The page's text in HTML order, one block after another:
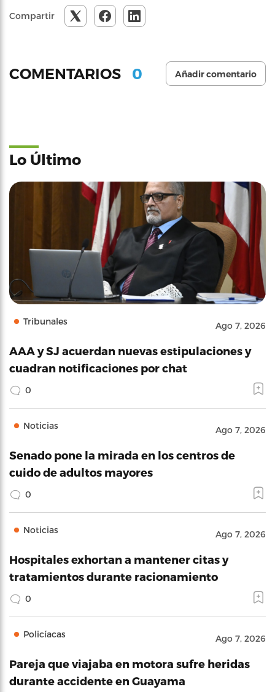
Compartir
COMENTARIOS 0 Añadir comentario
Lo Último
Tribunales Ago 7, 2026
AAA y SJ acuerdan nuevas estipulaciones y
cuadran notificaciones por chat
0
Noticias Ago 7, 2026
Senado pone la mirada en los centros de
cuido de adultos mayores
0
Noticias Ago 7, 2026
Hospitales exhortan a mantener citas y
tratamientos durante racionamiento
0
Policíacas Ago 7, 2026
Pareja que viajaba en motora sufre heridas
durante accidente en Guayama